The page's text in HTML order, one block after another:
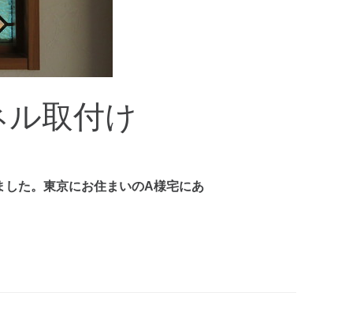
取付け
た。東京にお住まいのA様宅にあ